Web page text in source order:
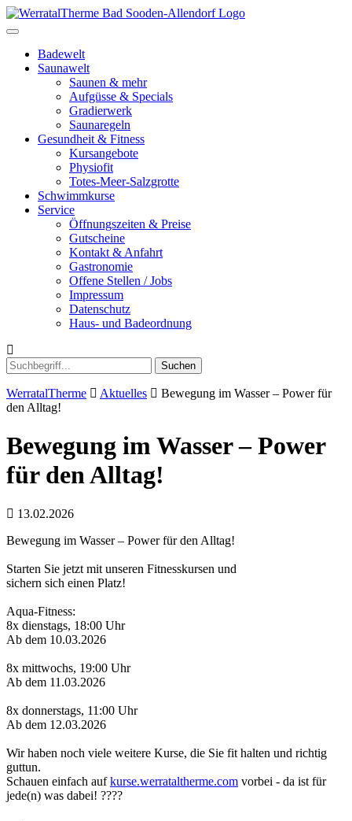
Toggle
navigationBadewelt
Saunawelt
Saunen & mehr
Aufgüsse & Specials
Gradierwerk
Saunaregeln
Gesundheit & Fitness
Kursangebote
Physiofit
Totes-Meer-Salzgrotte
Schwimmkurse
Service
Öffnungszeiten & Preise
Gutscheine
Kontakt & Anfahrt
Gastronomie
Offene Stellen / Jobs
Impressum
Datenschutz
Haus- und Badeordnung
Suchen
WerratalTherme Aktuelles
Bewegung im Wasser – Power für
den Alltag!
Bewegung im Wasser – Power
für den Alltag!
13.02.2026
Bewegung im Wasser – Power für den Alltag!
Starten Sie jetzt mit unseren Fitnesskursen und
sichern sich einen Platz!
Aqua-Fitness:
8x dienstags, 18:00 Uhr
Ab dem 10.03.2026
8x mittwochs, 19:00 Uhr
Ab dem 11.03.2026
8x donnerstags, 11:00 Uhr
Ab dem 12.03.2026
Wir haben noch viele weitere Kurse, die Sie fit halten und richtig
guttun.
Schauen einfach aufkurse.werrataltherme.com vorbei - da ist für
jede(n) was dabei! ????